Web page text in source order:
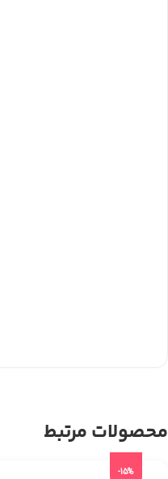
محصولات مرتبط
-15%